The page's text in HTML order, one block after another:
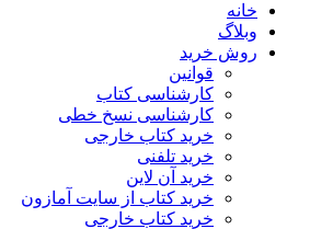
خانه
وبلاگ
روش خرید
قوانین
کارشناسی کتاب
کارشناسی نسخ خطی
خرید کتاب خارجی
خرید تلفنی
خرید آن لاین
خرید کتاب از سایت آمازون
خرید کتاب خارجی